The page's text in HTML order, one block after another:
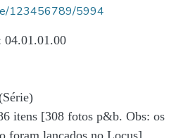
123456789/5994
04.01.01.00
itens [308 fotos p&b. Obs: os